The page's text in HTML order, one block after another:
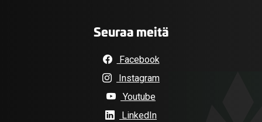
Seuraa meitä
Facebook
Instagram
Youtube
LinkedIn